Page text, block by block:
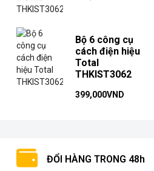
Bộ 6 công cụ
cách điện hiệu
Total
THKIST3062
399,000VND
ĐỔI HÀNG TRONG 48h